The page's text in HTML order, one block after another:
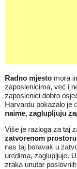
Radno mjesto mora
zaposlenicima, već i
zaposlenici dobro
Harvardu pokazalo je
naime, zaglupljuju
Više je razloga za taj
zatvorenom
nas taj boravak u
uredima, zaglupljuje.
zraka unutar poslovnih